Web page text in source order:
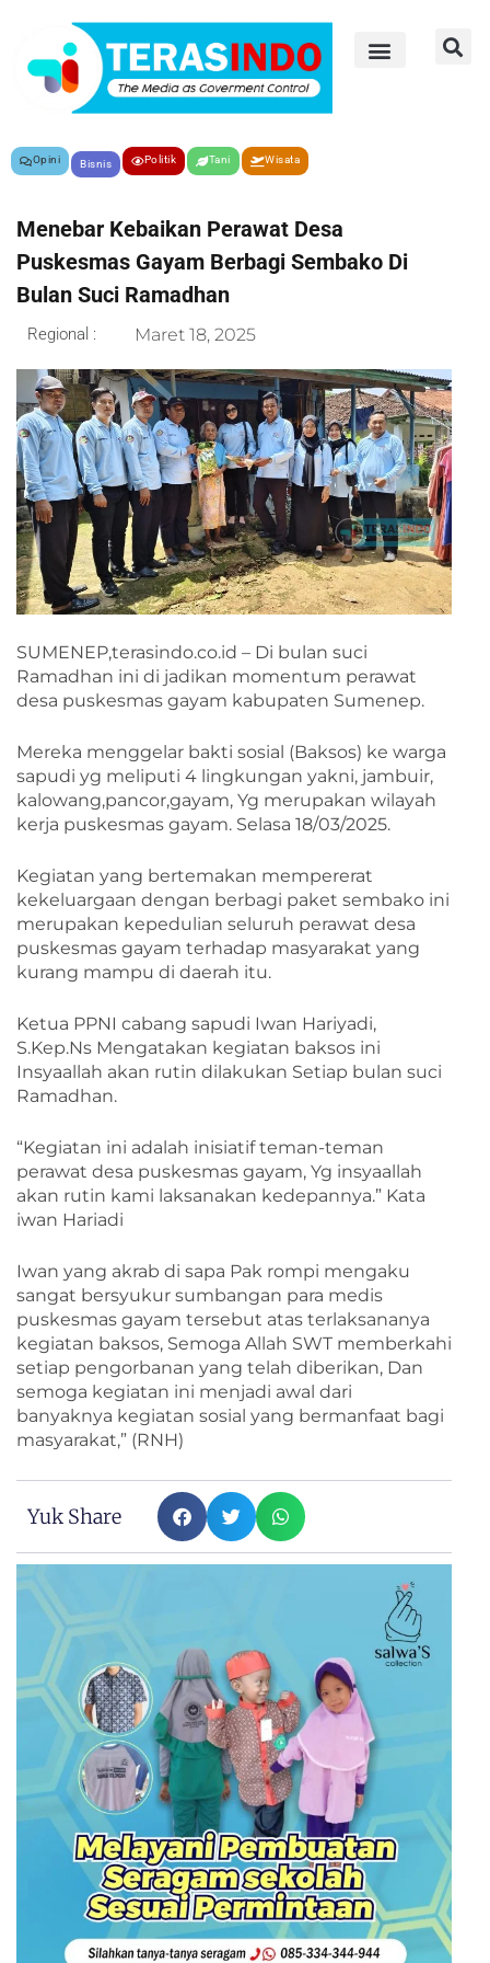
Opini Bisnis Politik Tani Wisata
Menebar Kebaikan Perawat Desa
Puskesmas Gayam Berbagi Sembako Di
Bulan Suci Ramadhan
Regional : Maret 18, 2025
SUMENEP,terasindo.co.id – Di bulan suci
Ramadhan ini di jadikan momentum perawat
desa puskesmas gayam kabupaten Sumenep.
Mereka menggelar bakti sosial (Baksos) ke warga
sapudi yg meliputi 4 lingkungan yakni, jambuir,
kalowang,pancor,gayam, Yg merupakan wilayah
kerja puskesmas gayam. Selasa 18/03/2025.
Kegiatan yang bertemakan mempererat
kekeluargaan dengan berbagi paket sembako ini
merupakan kepedulian seluruh perawat desa
puskesmas gayam terhadap masyarakat yang
kurang mampu di daerah itu.
Ketua PPNI cabang sapudi Iwan Hariyadi,
S.Kep.Ns Mengatakan kegiatan baksos ini
Insyaallah akan rutin dilakukan Setiap bulan suci
Ramadhan.
“Kegiatan ini adalah inisiatif teman-teman
perawat desa puskesmas gayam, Yg insyaallah
akan rutin kami laksanakan kedepannya.” Kata
iwan Hariadi
Iwan yang akrab di sapa Pak rompi mengaku
sangat bersyukur sumbangan para medis
puskesmas gayam tersebut atas terlaksananya
kegiatan baksos, Semoga Allah SWT memberkahi
setiap pengorbanan yang telah diberikan, Dan
semoga kegiatan ini menjadi awal dari
banyaknya kegiatan sosial yang bermanfaat bagi
masyarakat,” (RNH)
Yuk Share